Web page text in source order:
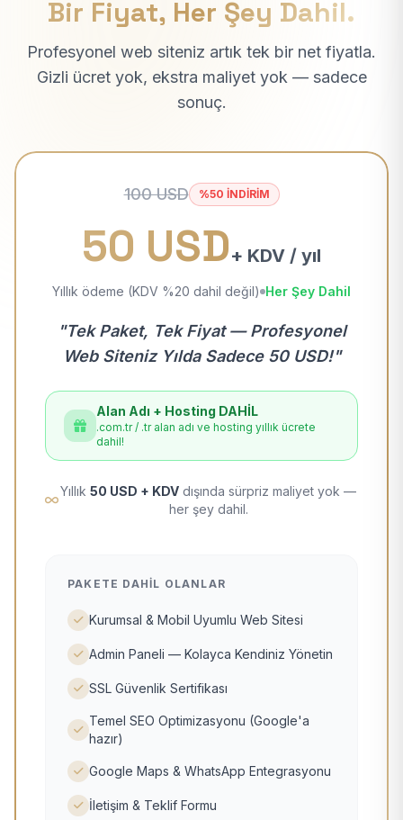
Bir Fiyat, Her Şey Dahil.
Profesyonel web siteniz artık tek bir net fiyatla.
Gizli ücret yok, ekstra maliyet yok — sadece
sonuç.
100 USD %50 İNDİRİM
50 USD+ KDV / yıl
Yıllık ödeme (KDV %20 dahil değil) Her Şey Dahil
"Tek Paket, Tek Fiyat — Profesyonel
Web Siteniz Yılda Sadece 50 USD!"
Alan Adı + Hosting DAHİL
.com.tr / .tr alan adı ve hosting yıllık ücrete
dahil!
Yıllık 50 USD + KDV dışında sürpriz maliyet yok —
her şey dahil.
PAKETE DAHIL OLANLAR
Kurumsal & Mobil Uyumlu Web Sitesi
Admin Paneli — Kolayca Kendiniz Yönetin
SSL Güvenlik Sertifikası
Temel SEO Optimizasyonu (Google'a
hazır)
Google Maps & WhatsApp Entegrasyonu
İletişim & Teklif Formu